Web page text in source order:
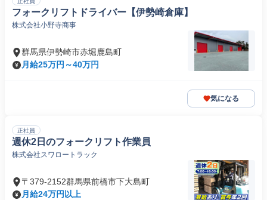
フォークリフトドライバー【伊勢崎倉庫】
株式会社小野寺商事
群馬県伊勢崎市赤堀鹿島町
月給25万円～40万円
気になる
正社員
週休2日のフォークリフト作業員
株式会社スワロートラック
〒379-2152群馬県前橋市下大島町
月給24万円以上